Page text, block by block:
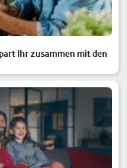
Ihr zusammen mit den